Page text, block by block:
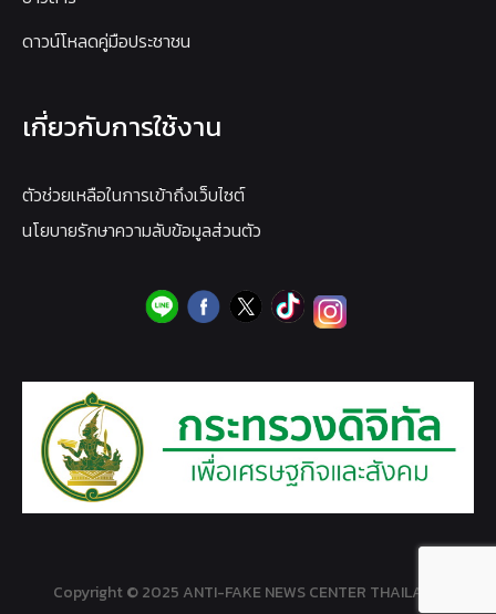
ดาวน์โหลดคู่มือประชาชน
เกี่ยวกับการใช้งาน
ตัวช่วยเหลือในการเข้าถึงเว็บไซต์
นโยบายรักษาความลับข้อมูลส่วนตัว
Copyright © 2025 ANTI-FAKE NEWS CENTER THAILAND